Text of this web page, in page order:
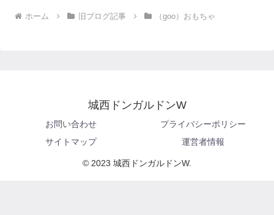
ホーム 旧ブログ記事 （goo）おもちゃ
城西ドンガルドンW
お問い合わせ
プライバシーポリシー
サイトマップ
運営者情報
© 2023 城西ドンガルドンW.